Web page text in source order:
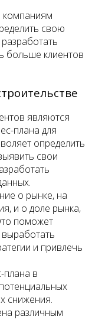
компаниям
свою
больше клиентов
являются
плана для
определить
свои
о рынке, на
и о доле рынка,
поможет
и привлечь
плана в
снижения.
различным